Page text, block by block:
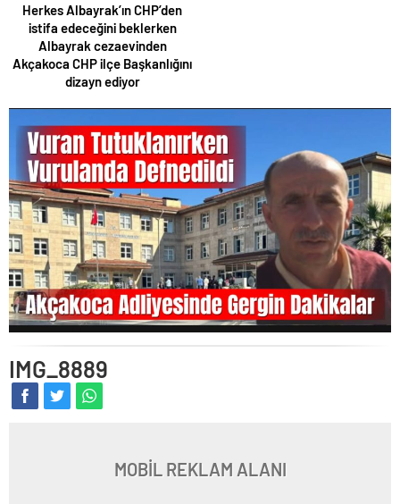
Herkes Albayrak’ın CHP’den
istifa edeceğini beklerken
Albayrak cezaevinden
Akçakoca CHP ilçe Başkanlığını
dizayn ediyor
IMG_8889
MOBİL REKLAM ALANI